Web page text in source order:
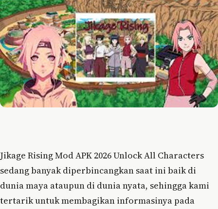
Jikage Rising Mod APK 2026 Unlock All Characters
sedang banyak diperbincangkan saat ini baik di
dunia maya ataupun di dunia nyata, sehingga kami
tertarik untuk membagikan informasinya pada